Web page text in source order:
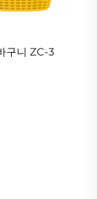
구니 ZC-3